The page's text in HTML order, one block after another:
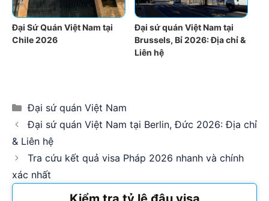
Đại Sứ Quán Việt Nam tại
Chile 2026
Đại sứ quán Việt Nam tại
Brussels, Bỉ 2026: Địa chỉ &
Liên hệ
Categories
Đại sứ quán Việt Nam
Đại sứ quán Việt Nam tại Berlin, Đức 2026: Địa chỉ
& Liên hệ
Tra cứu kết quả visa Pháp 2026 nhanh và chính
xác nhất